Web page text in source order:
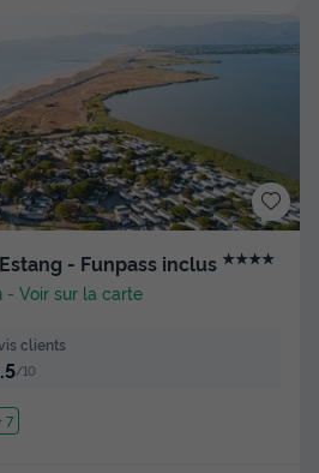
- Funpass inclus ★★★★
-Voir sur la carte
clients
/10
7